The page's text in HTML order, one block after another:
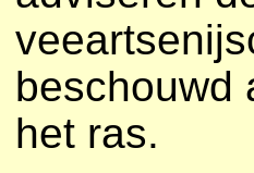
beschouwd
het ras.